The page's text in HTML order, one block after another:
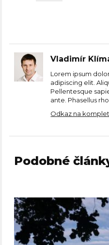
Vladimír
Lorem ipsum
adipiscing elit.
Pellentesque
ante. Phasellus
Odkaz na
Podobné